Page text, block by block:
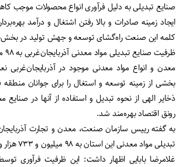
صنایع تبدیلی به دلیل فرآوری انواع محصولات موجب
ایجاد زمینه صادرات و بالا رفتن اشتغال و درآمد
کلمه این صنعت راه‌گشای توسعه و جهش تولید در
ظرفیت صنایع تبدیلی مواد معدنی آذربایجان‌غربی به ۹۸ میلیون تُن رسید
معدن و انواع مواد معدنی موجود در
بخشی از زمینه توسعه و استغال را برای جوانان منطقه
ذخایر الهی از نحوه تبدیل و استفاده از آنها در
رونق اقتصاد بهره‌مند شد.
به گفته رییس سازمان صنعت، معدن و تجارت
تبدیلی مواد معدنی این استان به ۹۸ میلیون و ۷۳۳ هزار و ۶۴۱ تُن در سال رسیده است.